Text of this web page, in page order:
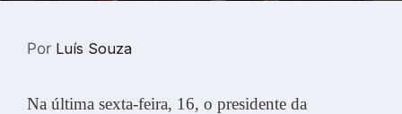
Por Luís Souza
Na última sexta-feira, 16, o presidente da